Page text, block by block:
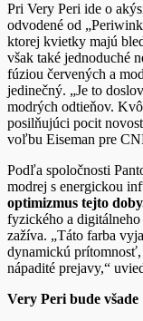
Pri Very Peri ide o
odvodené od
ktorej kvietky majú
však také jednoduché
fúziou červených a
jedinečný. „Je to
modrých odtieňov.
posilňujúci pocit
voľbu Eiseman pre
Podľa spoločnosti
modrej s energickou
optimizmus tejto
fyzického a
zažíva. „Táto farba
dynamickú
nápadité prejavy,“
Very Peri bude všade